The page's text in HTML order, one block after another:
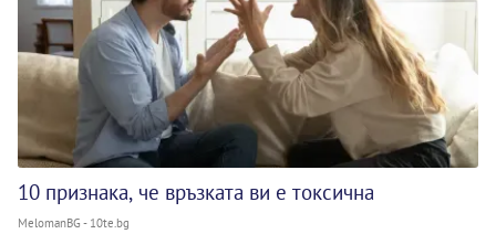
10 признака, че връзката ви е токсична
MelomanBG - 10te.bg